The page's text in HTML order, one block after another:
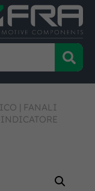
| FANALI
INDICATORE